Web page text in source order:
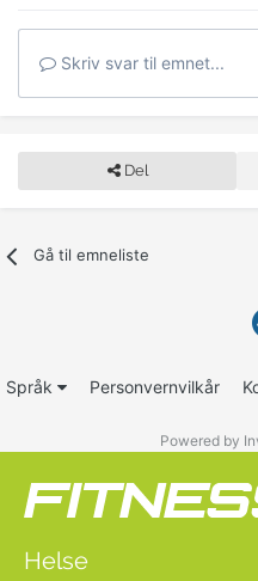
Skriv svar til emnet...
Del
Gå til emneliste
Språk Personvernvilkår
Powered by
Helse